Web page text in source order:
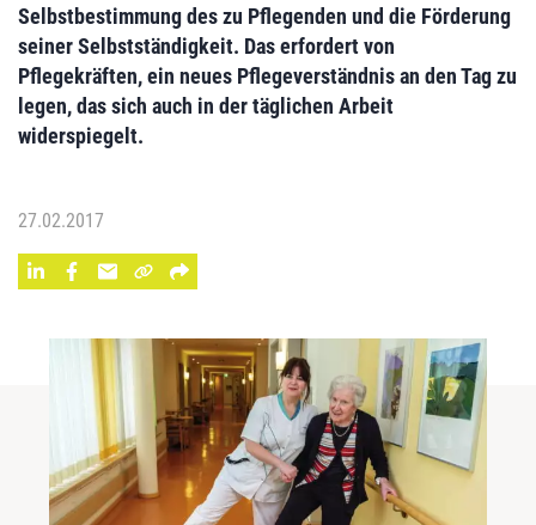
Selbstbestimmung des zu Pflegenden und die Förderung
seiner Selbstständigkeit. Das erfordert von
Pflegekräften, ein neues Pflegeverständnis an den Tag zu
legen, das sich auch in der täglichen Arbeit
widerspiegelt.
27.02.2017